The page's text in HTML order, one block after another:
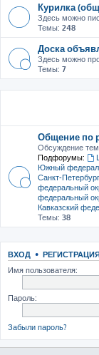
Курилка
Здесь можно
Темы: 248
Доска
Здесь можно
Темы: 7
Общение по
Обсуждение
Подфорумы:
Южный
Санкт-
федеральный
федеральный
Кавказский
Темы: 38
ВХОД •
Имя пользователя:
Пароль:
Забыли пароль?